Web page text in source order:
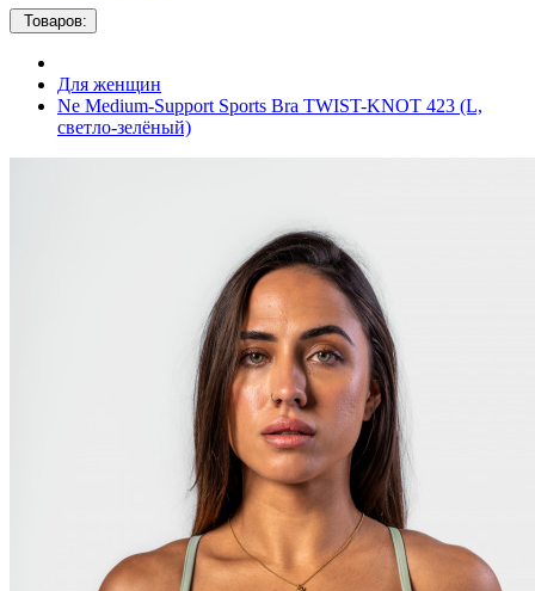
Товаров:
Для женщин
Ne Medium-Support Sports Bra TWIST-KNOT 423 (L,
светло-зелёный)